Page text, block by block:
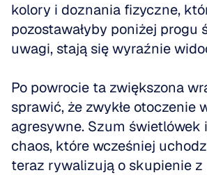
kolory i doznania fizyczne,
pozostawałyby poniżej progu
uwagi, stają się wyraźnie
Po powrocie ta zwiększona
sprawić, że zwykłe otoczenie
agresywne. Szum świetlówek
chaos, które wcześniej
teraz rywalizują o skupienie z